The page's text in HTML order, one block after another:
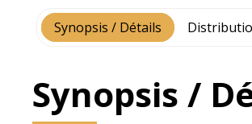
Synopsis / Détails
Synopsis /